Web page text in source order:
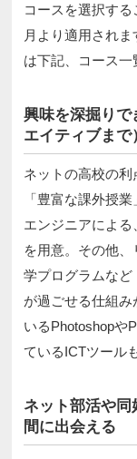
コースを選択す
月より適用され
は下記、コース一
興味を深掘りで
エイティブまで
ネットの高校の
「豊富な課外授
エンジニアによ
を用意。その他
学プログラムなど
が過ごせる仕組
いるPhotoshopや
ているICTツール
ネット部活や
間に出会える